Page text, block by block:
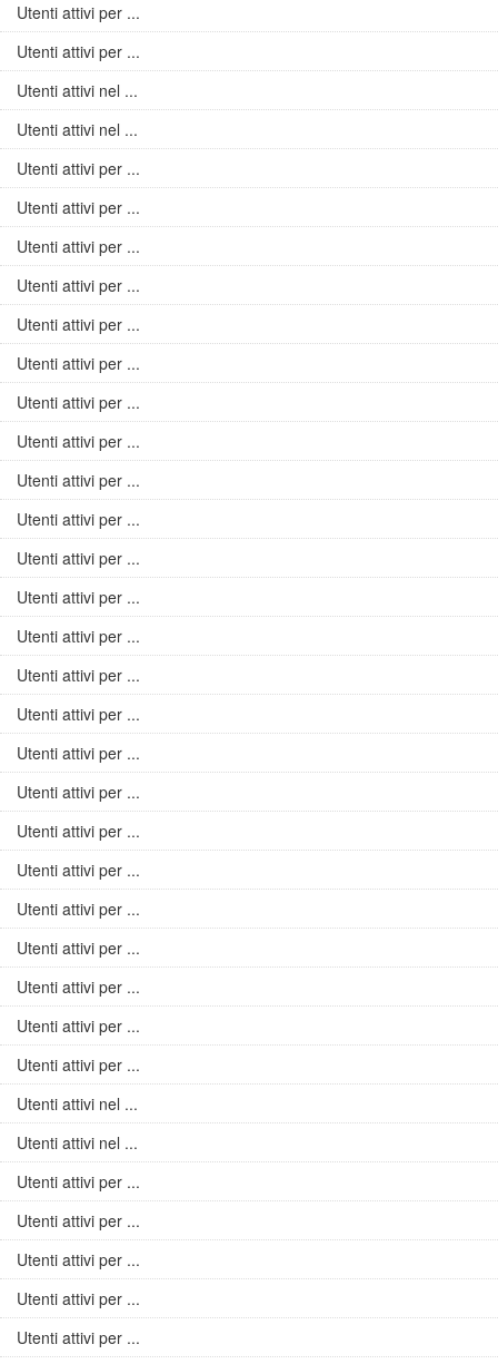
Utenti attivi per ...
Utenti attivi per ...
Utenti attivi nel ...
Utenti attivi nel ...
Utenti attivi per ...
Utenti attivi per ...
Utenti attivi per ...
Utenti attivi per ...
Utenti attivi per ...
Utenti attivi per ...
Utenti attivi per ...
Utenti attivi per ...
Utenti attivi per ...
Utenti attivi per ...
Utenti attivi per ...
Utenti attivi per ...
Utenti attivi per ...
Utenti attivi per ...
Utenti attivi per ...
Utenti attivi per ...
Utenti attivi per ...
Utenti attivi per ...
Utenti attivi per ...
Utenti attivi per ...
Utenti attivi per ...
Utenti attivi per ...
Utenti attivi per ...
Utenti attivi per ...
Utenti attivi nel ...
Utenti attivi nel ...
Utenti attivi per ...
Utenti attivi per ...
Utenti attivi per ...
Utenti attivi per ...
Utenti attivi per ...